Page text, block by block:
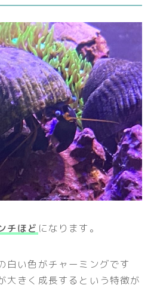
チほど になります。
白い色がチャーミングです
大きく成長するという特徴が